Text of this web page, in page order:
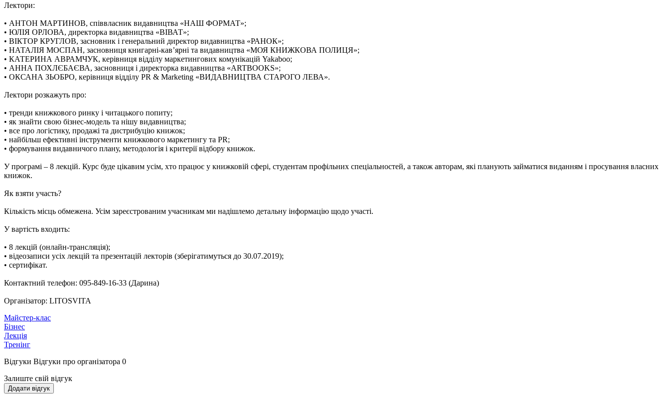
Лектори:
• АНТОН МАРТИНОВ, співвласник видавництва «НАШ ФОРМАТ»;
• ЮЛІЯ ОРЛОВА, директорка видавництва «ВІВАТ»;
• ВІКТОР КРУГЛОВ, засновник і генеральний директор видавництва «РАНОК»;
• НАТАЛІЯ МОСПАН, засновниця книгарні-кав’ярні та видавництва «МОЯ КНИЖКОВА ПОЛИЦЯ»;
• КАТЕРИНА АВРАМЧУК, керівниця відділу маркетингових комунікацій Yakaboo;
• АННА ПОХЛЄБАЄВА, засновниця і директорка видавництва «ARTBOOKS»;
• ОКСАНА ЗЬОБРО, керівниця відділу PR & Marketing «ВИДАВНИЦТВА СТАРОГО ЛЕВА».
Лектори розкажуть про:
• тренди книжкового ринку і читацького попиту;
• як знайти свою бізнес-модель та нішу видавництва;
• все про логістику, продажі та дистрибуцію книжок;
• найбільш ефективні інструменти книжкового маркетингу та PR;
• формування видавничого плану, методологія і критерії відбору книжок.
У програмі – 8 лекцій. Курс буде цікавим усім, хто працює у книжковій сфері, студентам профільних спеціальностей, а також авторам, які планують займатися виданням і просування власних
книжок.
Як взяти участь?
Кількість місць обмежена. Усім зареєстрованим учасникам ми надішлемо детальну інформацію щодо участі.
У вартість входить:
• 8 лекцій (онлайн-трансляція);
• відеозаписи усіх лекцій та презентацій лекторів (зберігатимуться до 30.07.2019);
• сертифікат.
Контактний телефон: 095-849-16-33 (Дарина)
Організатор: LITOSVITA
Майстер-клас
Бізнес
Лекція
Тренінг
Відгуки Відгуки про організатора 0
Залиште свій відгук
Додати відгук